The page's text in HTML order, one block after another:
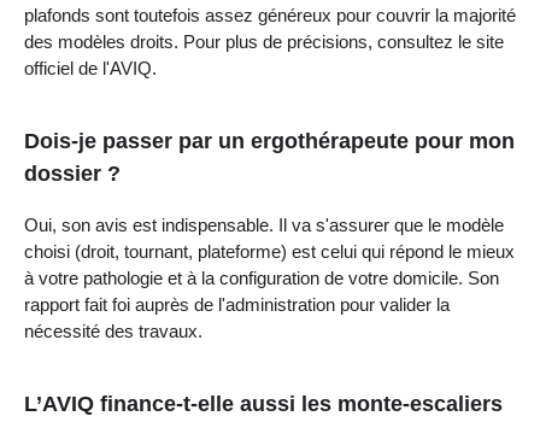
plafonds sont toutefois assez généreux pour couvrir la majorité
des modèles droits. Pour plus de précisions, consultez le site
officiel de l'AVIQ.
Dois-je passer par un ergothérapeute pour mon
dossier ?
Oui, son avis est indispensable. Il va s'assurer que le modèle
choisi (droit, tournant, plateforme) est celui qui répond le mieux
à votre pathologie et à la configuration de votre domicile. Son
rapport fait foi auprès de l'administration pour valider la
nécessité des travaux.
L’AVIQ finance-t-elle aussi les monte-escaliers